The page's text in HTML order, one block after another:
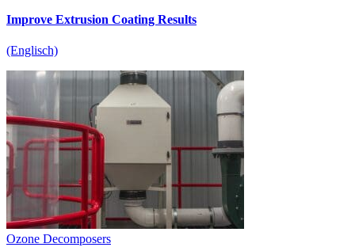
Improve Extrusion Coating Results
(Englisch)
Ozone Decomposers